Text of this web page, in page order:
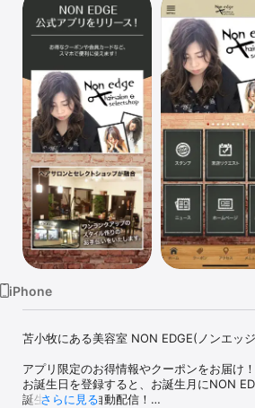
Mac
Vision
Watch
TV
iPhone
苫小牧にある美容室 NON EDGE(ノンエッ
アプリ限定のお得情報やクーポンをお届け！
お誕生日を登録すると、お誕生月にNON
誕生日特典も自動配信！
さらに見る